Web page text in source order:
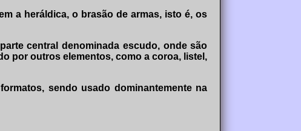
a heráldica, o brasão de armas, isto é, os
central denominada escudo, onde são
por outros elementos, como a coroa, listel,
sendo usado dominantemente na